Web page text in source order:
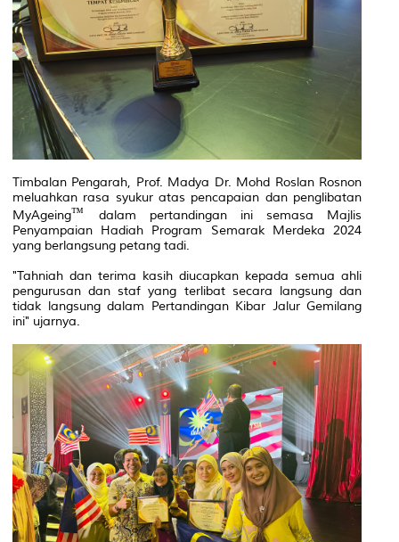
Timbalan Pengarah, Prof. Madya Dr. Mohd Roslan Rosnon
meluahkan rasa syukur atas pencapaian dan penglibatan
MyAgeing
dalam pertandingan ini semasa Majlis
Penyampaian Hadiah Program Semarak Merdeka 2024
yang berlangsung petang tadi.
"Tahniah dan terima kasih diucapkan kepada semua ahli
pengurusan dan staf yang terlibat secara langsung dan
tidak langsung dalam Pertandingan Kibar Jalur Gemilang
ini" ujarnya.